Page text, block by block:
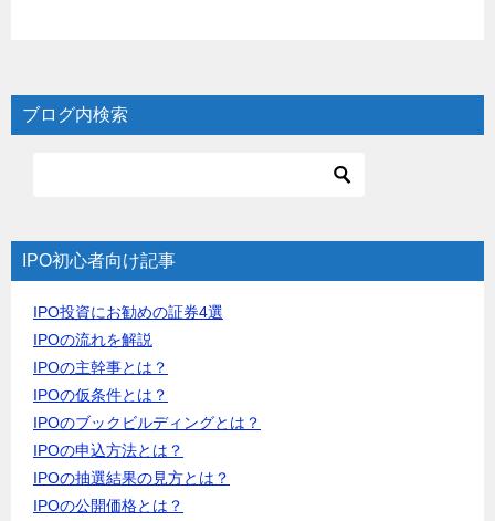
ブログ内検索
IPO初心者向け記事
IPO投資にお勧めの証券4選
IPOの流れを解説
IPOの主幹事とは？
IPOの仮条件とは？
IPOのブックビルディングとは？
IPOの申込方法とは？
IPOの抽選結果の見方とは？
IPOの公開価格とは？